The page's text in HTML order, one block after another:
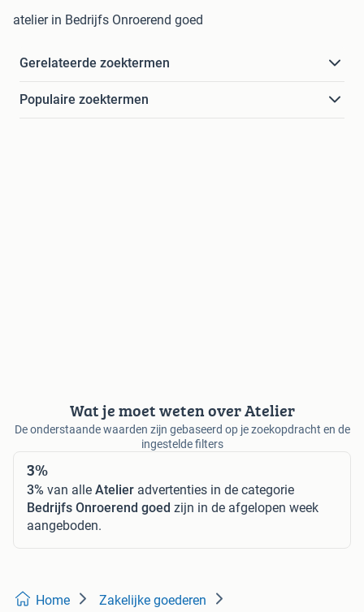
atelier in Bedrijfs Onroerend goed
Gerelateerde zoektermen
Populaire zoektermen
Wat je moet weten over Atelier
De onderstaande waarden zijn gebaseerd op je zoekopdracht en de
ingestelde filters
3%
3% van alle Atelier advertenties in de categorie
Bedrijfs Onroerend goed zijn in de afgelopen week
aangeboden.
Home Zakelijke goederen